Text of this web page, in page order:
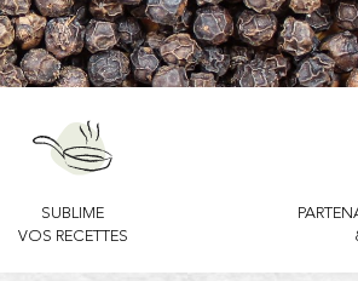
SUBLIME
VOS RECETTES